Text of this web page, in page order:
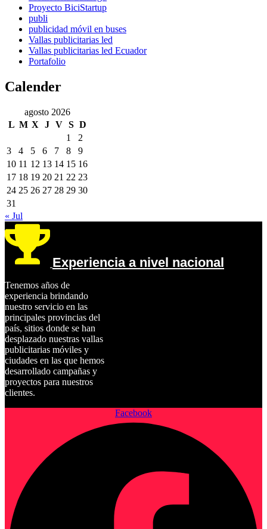
Proyecto BiciStartup
publi
publicidad móvil en buses
Vallas publicitarias led
Vallas publicitarias led Ecuador
Portafolio
Calender
agosto 2026
L M X J V S D
1
2
3
4 5 6 7 8
9
10 11 12 13 14 15 16
17 18 19 20 21 22 23
24 25 26 27 28 29 30
31
« Jul
Experiencia a nivel nacional
Tenemos años de
experiencia brindando
nuestro servicio en las
principales provincias del
país, sitios donde se han
desplazado nuestras vallas
publicitarias móviles y
ciudades en las que hemos
desarrollado campañas y
proyectos para nuestros
clientes.
Facebook